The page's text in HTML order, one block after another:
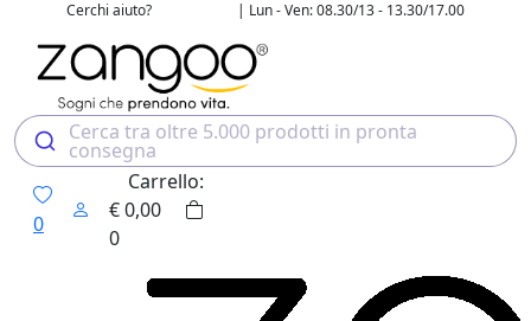
Cerchi aiuto? | Lun - Ven: 08.30/13 - 13.30/17.00
Cerca tra oltre 5.000 prodotti in pronta
consegna
0
Carrello:
€0,00
0